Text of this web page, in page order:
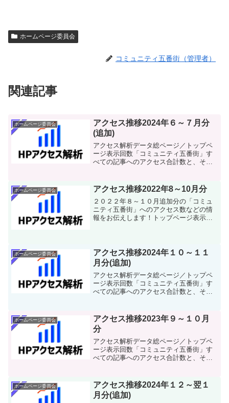
ホームページ委員会
コミュニティ五番街（管理者）
関連記事
ホームページ委員会
アクセス推移2024年６～７月分
(追加)
アクセス解析データ総ページ／トップペ
ージ表示回数「コミュニティ五番街」す
べての記事へのアクセス合計数と、その
用している「ユーザー」の合計数となり
ます。【ユーザー数】≒【...
ホームページ委員会 アクセス推移2022年8～10月分
２０２２年８～１０月追加分の「コミュ
ニティ五番街」へのアクセス数などの情
報をお伝えします！トップページ表示回
る下がり幅は大きくないこ...
ホームページ委員会
アクセス推移2024年１０～１１
月分(追加)
アクセス解析データ総ページ／トップペ
ージ表示回数「コミュニティ五番街」す
べての記事へのアクセス合計数と、その
用している「ユーザー」の合計数となり
ます。【ユーザー数】≒【...
ホームページ委員会
アクセス推移2023年９～１０月
分
アクセス解析データ総ページ／トップペ
ージ表示回数「コミュニティ五番街」す
べての記事へのアクセス合計数と、その
用している「ユーザー」の合計数となり
ます。【ユーザー数】≒【...
ホームページ委員会
アクセス推移2024年１２～翌１
月分(追加)